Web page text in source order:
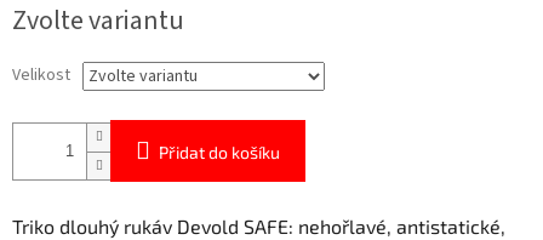
cena:
Zvolte variantu
Velikost
Přidat do košíku
Triko dlouhý rukáv Devold SAFE: nehořlavé, antistatické,